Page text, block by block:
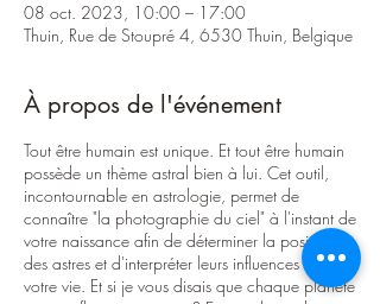
08 oct. 2023, 10:00 – 17:00
Thuin, Rue de Stoupré 4, 6530 Thuin, Belgique
À propos de l'événement
Tout être humain est unique. Et tout être humain
possède un thème astral bien à lui. Cet outil,
incontournable en astrologie, permet de
connaître "la photographie du ciel" à l'instant de
votre naissance afin de déterminer la position
des astres et d'interpréter leurs influences sur
votre vie. Et si je vous disais que chaque planète